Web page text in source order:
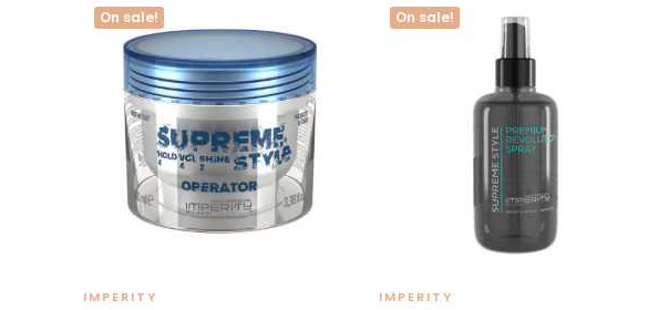
On sale!
IMPERITY
On sale!
IMPERITY